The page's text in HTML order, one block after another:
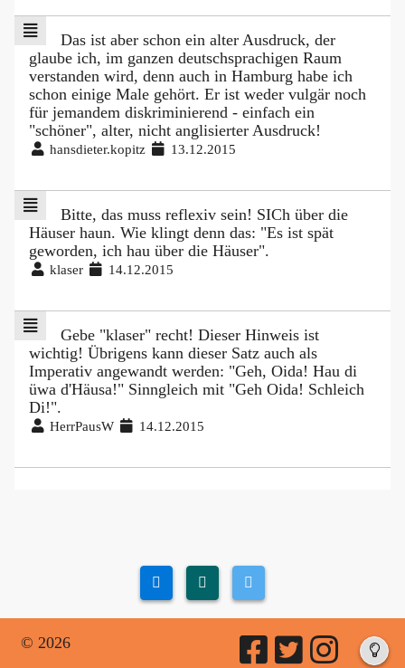
Das ist aber schon ein alter Ausdruck, der
glaube ich, im ganzen deutschsprachigen Raum
verstanden wird, denn auch in Hamburg habe ich
schon einige Male gehört. Er ist weder vulgär noch
für jemandem diskriminierend - einfach ein
"schöner", alter, nicht anglisierter Ausdruck!
hansdieter.kopitz 13.12.2015
Bitte, das muss reflexiv sein! SICh über die
Häuser haun. Wie klingt denn das: "Es ist spät
geworden, ich hau über die Häuser".
klaser 14.12.2015
Gebe "klaser" recht! Dieser Hinweis ist
wichtig! Übrigens kann dieser Satz auch als
Imperativ angewandt werden: "Geh, Oida! Hau di
üwa d'Häusa!" Sinngleich mit "Geh Oida! Schleich
Di!".
HerrPausW 14.12.2015
© 2026